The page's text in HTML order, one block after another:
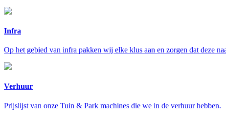
Infra
Op het gebied van infra pakken wij elke klus aan en zorgen dat deze
Verhuur
Prijslijst van onze Tuin & Park machines die we in de verhuur hebben.